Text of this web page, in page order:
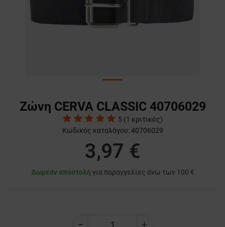
Ζώνη CERVA CLASSIC 40706029
5 (1 κριτικές)
Κωδικός καταλόγου: 40706029
3,97 €
Δωρεάν αποστολή για παραγγελίες άνω των 100 €